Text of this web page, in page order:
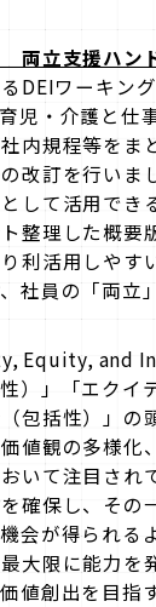
両立支援ハン
DEIワーキン
児・介護と仕
内規程等をま
改訂を行いま
して活用でき
整理した概要
利活用しやす
社員の「両立
Equity, and
）」「エクイ
包括性）」の
値観の多様化
いて注目され
確保し、その
会が得られる
大限に能力を
値創出を目指